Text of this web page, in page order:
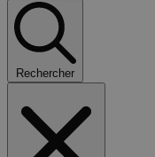
Rechercher